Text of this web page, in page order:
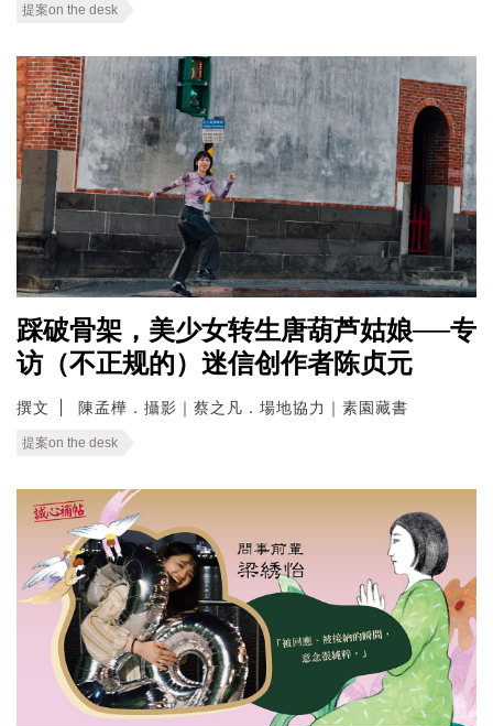
提案on the desk
踩破骨架，美少女转生唐葫芦姑娘──专
访（不正规的）迷信创作者陈贞元
撰文 陳孟樺．攝影｜蔡之凡．場地協力｜素園藏書
提案on the desk